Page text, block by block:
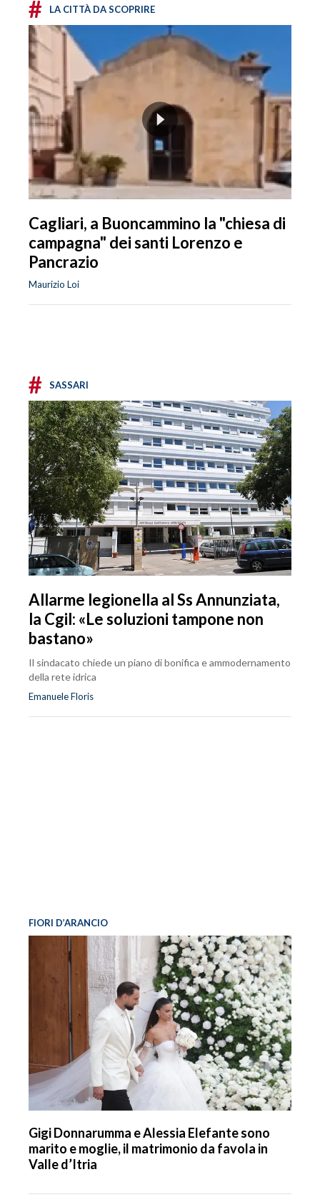
# LA CITTÀ DA SCOPRIRE
Cagliari, a Buoncammino la "chiesa di
campagna" dei santi Lorenzo e
Pancrazio
Maurizio Loi
# SASSARI
Allarme legionella al Ss Annunziata,
la Cgil: «Le soluzioni tampone non
bastano»
Il sindacato chiede un piano di bonifica e ammodernamento
della rete idrica
Emanuele Floris
FIORI D’ARANCIO
Gigi Donnarumma e Alessia Elefante sono
marito e moglie, il matrimonio da favola in
Valle d’Itria